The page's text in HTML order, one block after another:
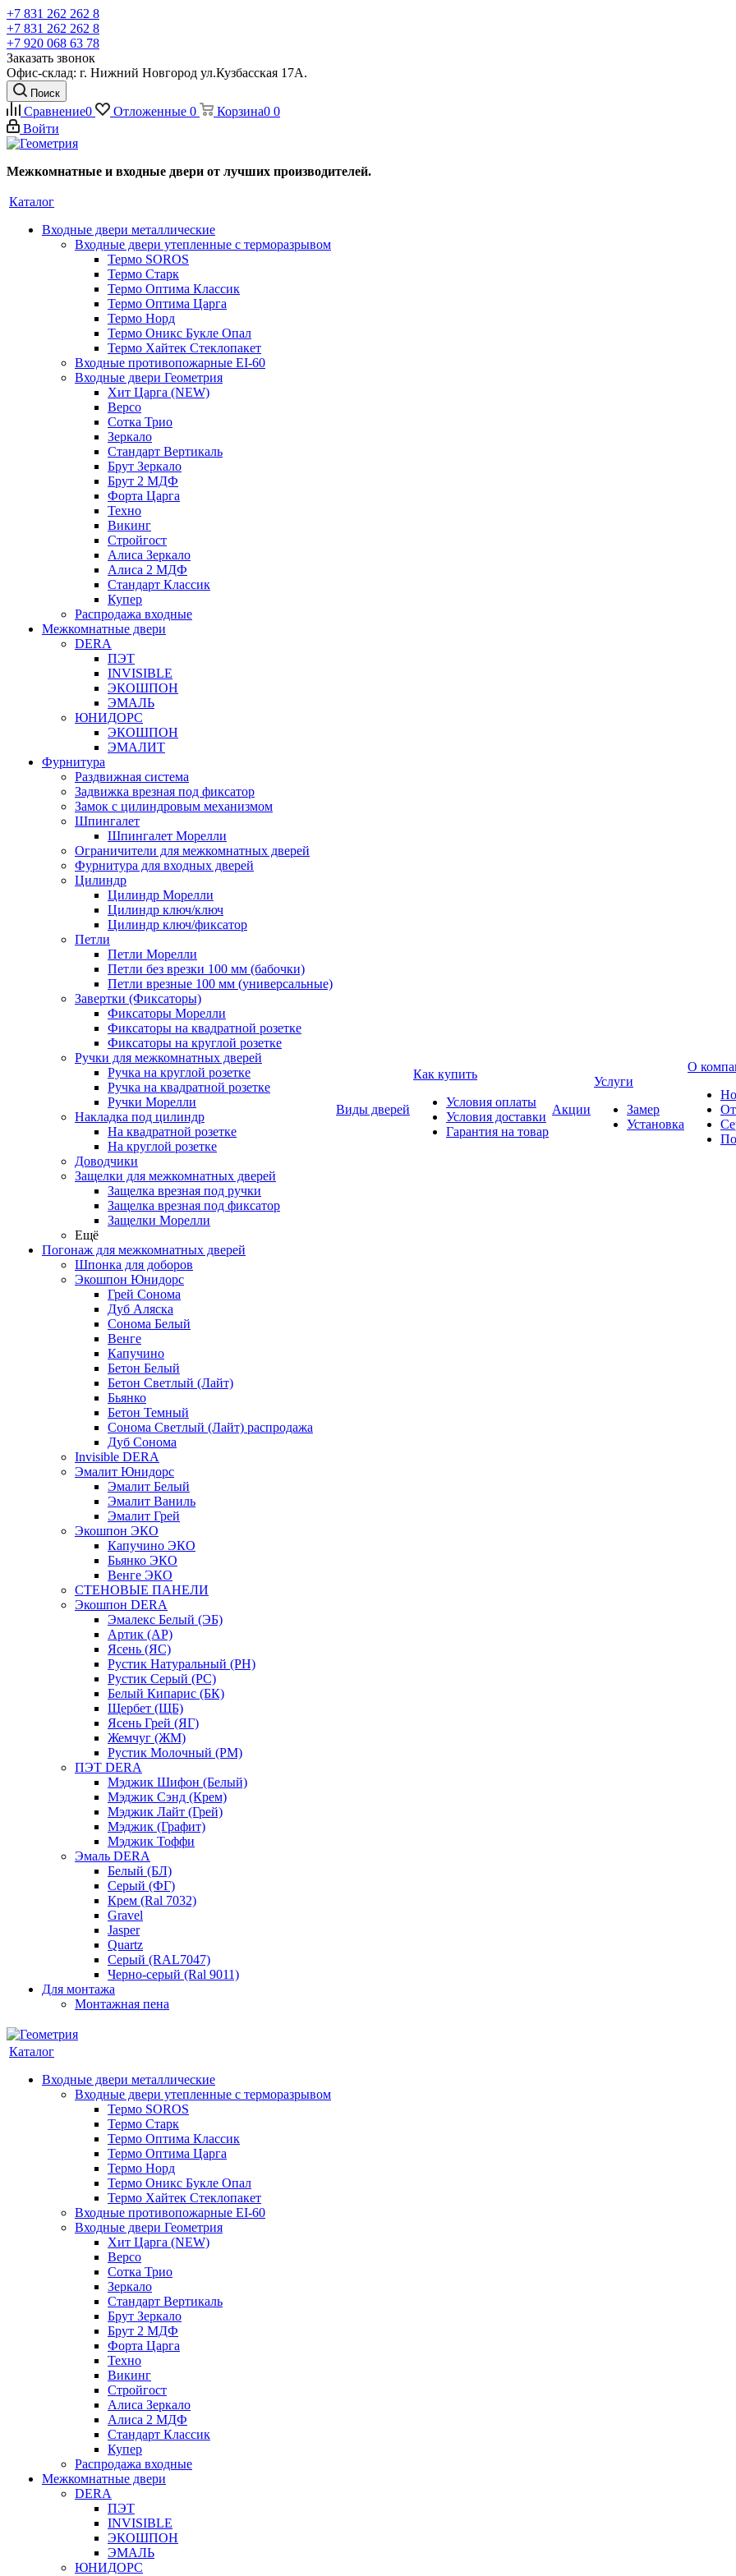
+7 831 262 262 8
+7 831 262 262 8
+7 920 068 63 78
Заказать звонок
Офис-склад: г. Нижний Новгород ул.Кузбасская 17А.
Поиск
Сравнение0 Отложенные 0 Корзина0 0
Войти
Межкомнатные и входные двери от лучших производителей.
Каталог
Входные двери металлические
Входные двери утепленные с терморазрывом
Термо SOROS
Термо Старк
Термо Оптима Классик
Термо Оптима Царга
Термо Норд
Термо Оникс Букле Опал
Термо Хайтек Стеклопакет
Входные противопожарные EI-60
Входные двери Геометрия
Хит Царга (NEW)
Версо
Сотка Трио
Зеркало
Стандарт Вертикаль
Брут Зеркало
Брут 2 МДФ
Форта Царга
Техно
Викинг
Стройгост
Алиса Зеркало
Алиса 2 МДФ
Стандарт Классик
Купер
Распродажа входные
Межкомнатные двери
DERA
ПЭТ
INVISIBLE
ЭКОШПОН
ЭМАЛЬ
ЮНИДОРС
ЭКОШПОН
ЭМАЛИТ
Фурнитура
Раздвижная система
Задвижка врезная под фиксатор
Замок с цилиндровым механизмом
Шпингалет
Шпингалет Морелли
Ограничители для межкомнатных дверей
Фурнитура для входных дверей
Цилиндр
Цилиндр Морелли
Цилиндр ключ/ключ
Цилиндр ключ/фиксатор
Петли
Петли Морелли
Петли без врезки 100 мм (бабочки)
Петли врезные 100 мм (универсальные)
Завертки (Фиксаторы)
Фиксаторы Морелли
Фиксаторы на квадратной розетке
Фиксаторы на круглой розетке
Ручки для межкомнатных дверей
Ручка на круглой розетке
Ручка на квадратной розетке
Ручки Морелли
Накладка под цилиндр
На квадратной розетке
На круглой розетке
Доводчики
Защелки для межкомнатных дверей
Защелка врезная под ручки
Защелка врезная под фиксатор
Защелки Морелли
Ещё
Погонаж для межкомнатных дверей
Шпонка для доборов
Экошпон Юнидорс
Грей Сонома
Дуб Аляска
Сонома Белый
Венге
Капучино
Бетон Белый
Бетон Светлый (Лайт)
Бьянко
Бетон Темный
Сонома Светлый (Лайт) распродажа
Дуб Сонома
Invisible DERA
Эмалит Юнидорс
Эмалит Белый
Эмалит Ваниль
Эмалит Грей
Экошпон ЭКО
Капучино ЭКО
Бьянко ЭКО
Венге ЭКО
СТЕНОВЫЕ ПАНЕЛИ
Экошпон DERA
Эмалекс Белый (ЭБ)
Артик (АР)
Ясень (ЯС)
Рустик Натуральный (РН)
Рустик Серый (РС)
Белый Кипарис (БК)
Щербет (ЩБ)
Ясень Грей (ЯГ)
Жемчуг (ЖМ)
Рустик Молочный (РМ)
ПЭТ DERA
Мэджик Шифон (Белый)
Мэджик Сэнд (Крем)
Мэджик Лайт (Грей)
Мэджик (Графит)
Мэджик Тоффи
Эмаль DERA
Белый (БЛ)
Серый (ФГ)
Крем (Ral 7032)
Gravel
Jasper
Quartz
Серый (RAL7047)
Черно-серый (Ral 9011)
Для монтажа
Монтажная пена
Виды дверей
Как купить
Условия оплаты
Условия доставки
Гарантия на товар
Акции
Услуги
Замер
Установка
О
Каталог
Входные двери металлические
Входные двери утепленные с терморазрывом
Термо SOROS
Термо Старк
Термо Оптима Классик
Термо Оптима Царга
Термо Норд
Термо Оникс Букле Опал
Термо Хайтек Стеклопакет
Входные противопожарные EI-60
Входные двери Геометрия
Хит Царга (NEW)
Версо
Сотка Трио
Зеркало
Стандарт Вертикаль
Брут Зеркало
Брут 2 МДФ
Форта Царга
Техно
Викинг
Стройгост
Алиса Зеркало
Алиса 2 МДФ
Стандарт Классик
Купер
Распродажа входные
Межкомнатные двери
DERA
ПЭТ
INVISIBLE
ЭКОШПОН
ЭМАЛЬ
ЮНИДОРС